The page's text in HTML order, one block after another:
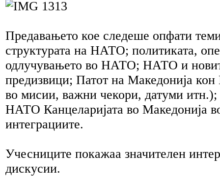
Предавањето кое следеше опфати
структурата на НАТО; политиката,
одлучувањето во НАТО; НАТО и
предизвици; Патот на Македонија
во мисии, важни чекори, датуми итн.);
НАТО Канцеларијата во Македонија
интеграциите.
Учесниците покажаа значителен
дискусии.